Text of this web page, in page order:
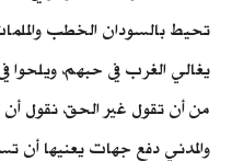
تحيط بالسودان الخطب
يغالي الغرب في حبهم، ويلحوا
من أن تقول غير الحق، نقول أن
والمدني دفع جهات يعنيها أن